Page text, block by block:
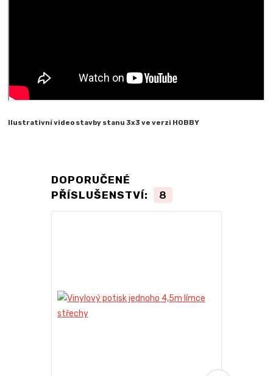
Ilustrativní video stavby stanu 3x3 ve verzi HOBBY
DOPORUČENÉ
PŘÍSLUŠENSTVÍ:
8